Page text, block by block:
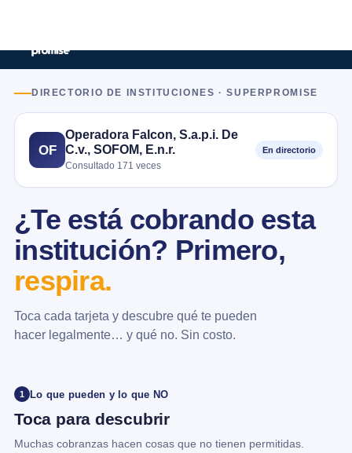
DIRECTORIO DE INSTITUCIONES · SUPERPROMISE
OF
Operadora Falcon, S.a.p.i. De
C.v., SOFOM, E.n.r.
Consultado 171 veces
En directorio
¿Te está cobrando esta
institución? Primero,
respira.
Toca cada tarjeta y descubre qué te pueden
hacer legalmente… y qué no. Sin costo.
1 Lo que pueden y lo que NO
Toca para descubrir
Muchas cobranzas hacen cosas que no tienen permitidas.